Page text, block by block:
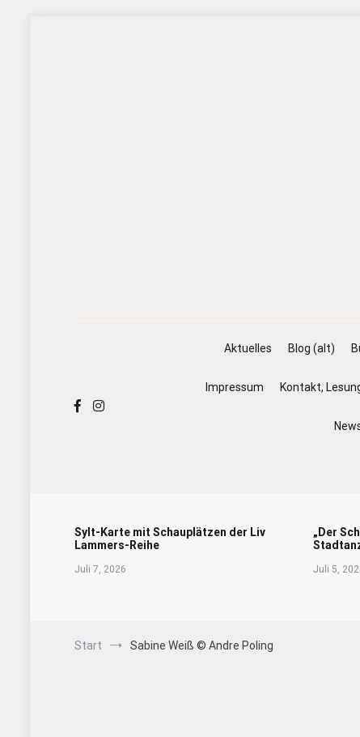
Aktuelles Blog (alt)
Impressum Kontakt,
Sylt-Karte mit Schauplätzen der Liv
Lammers-Reihe
Juli 7, 2026
„Der
Juli 5,
Start Sabine Weiß © Andre Poling